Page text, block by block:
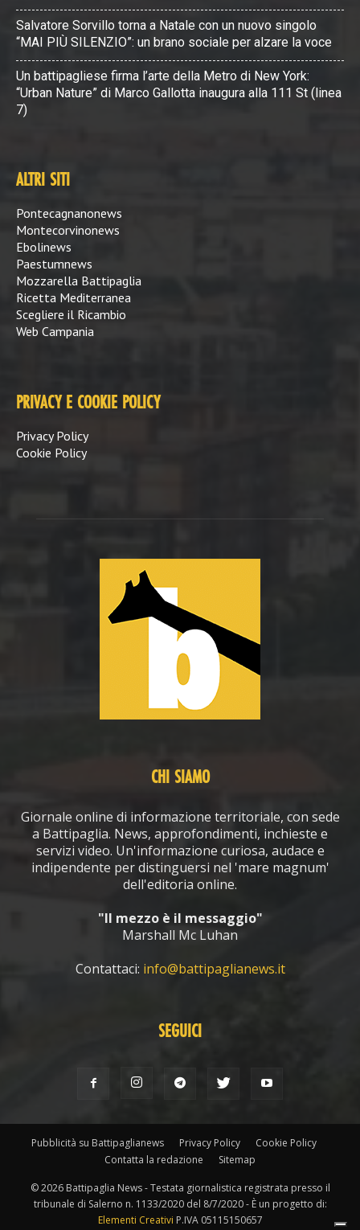
Salvatore Sorvillo torna a Natale con un nuovo singolo
“MAI PIÙ SILENZIO”: un brano sociale per alzare la voce
Un battipagliese firma l’arte della Metro di New York:
“Urban Nature” di Marco Gallotta inaugura alla 111 St (linea
7)
ALTRI SITI
Pontecagnanonews
Montecorvinonews
Ebolinews
Paestumnews
Mozzarella Battipaglia
Ricetta Mediterranea
Scegliere il Ricambio
Web Campania
PRIVACY E COOKIE POLICY
Privacy Policy
Cookie Policy
CHI SIAMO
Giornale online di informazione territoriale, con sede
a Battipaglia. News, approfondimenti, inchieste e
servizi video. Un'informazione curiosa, audace e
indipendente per distinguersi nel 'mare magnum'
dell'editoria online.
"Il mezzo è il messaggio"
Marshall Mc Luhan
Contattaci: info@battipaglianews.it
SEGUICI
Pubblicità su Battipaglianews Privacy Policy
Cookie Policy
Contatta la redazione
Sitemap
© 2026 Battipaglia News - Testata giornalistica registrata presso il
tribunale di Salerno n. 1133/2020 del 8/7/2020 - È un progetto di:
Elementi Creativi P.IVA 05115150657